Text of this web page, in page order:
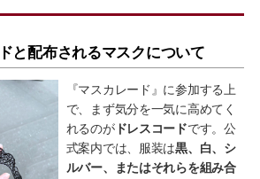
と配布されるマスクについて
『マスカレード』に参加する上
で、まず気分を一気に高めてく
れるのがドレスコードです。公
式案内では、服装は黒、白、シ
ルバー、またはそれらを組み合